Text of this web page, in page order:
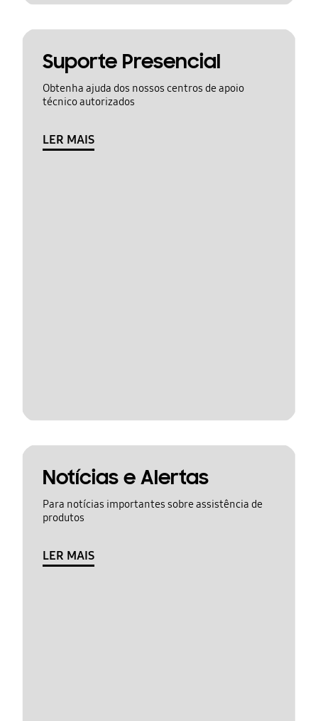
Suporte Presencial
Obtenha ajuda dos nossos centros de apoio
técnico autorizados
LER MAIS
Notícias e Alertas
Para notícias importantes sobre assistência de
produtos
LER MAIS